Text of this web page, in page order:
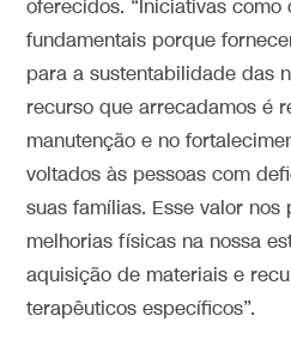
oferecidos. “Iniciativas como
fundamentais porque
para a sustentabilidade das
recurso que arrecadamos é
manutenção e no
voltados às pessoas com
suas famílias. Esse valor
melhorias físicas na nossa
aquisição de materiais e
terapêuticos específicos”.